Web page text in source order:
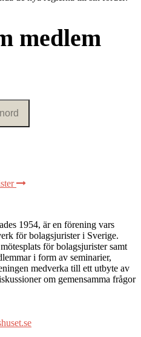
medlem
1954, är en förening vars
för bolagsjurister i Sverige.
för bolagsjurister samt
i form av seminarier,
medverka till ett utbyte av
om gemensamma frågor